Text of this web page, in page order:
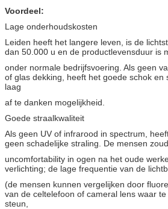
Voordeel:
Lage onderhoudskosten
Leiden heeft het langere leven, is de
dan 50.000 u en de productlevensduur is
onder normale bedrijfsvoering. Als geen
of glas dekking, heeft het goede schok en
laag
af te danken mogelijkheid.
Goede straalkwaliteit
Als geen UV of infrarood in spectrum,
geen schadelijke straling. De mensen
uncomfortability in ogen na het oude
verlichting; de lage frequentie van de
(de mensen kunnen vergelijken door
van de celtelefoon of cameral lens waar
steun,